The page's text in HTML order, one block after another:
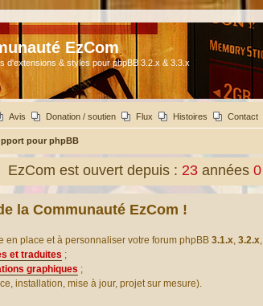
EzCom
d'extensions & styles pour phpBB 3.2.x & 3.3.x
Avis Donation / soutien Flux Histoires Contact
pour phpBB
EzCom est ouvert depuis : 23 années 0
la Communauté EzCom !
en place et à personnaliser votre forum phpBB 3.1.x, 3.2.x,
et traduites ;
graphiques ;
installation, mise à jour, projet sur mesure).